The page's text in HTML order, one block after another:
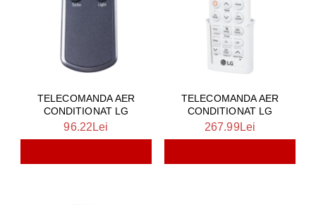
TELECOMANDA AER
CONDITIONAT LG
96.22Lei
TELECOMANDA AER
CONDITIONAT LG
267.99Lei